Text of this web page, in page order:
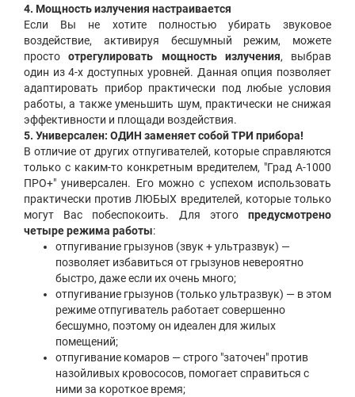
4. Мощность излучения настраивается
Если Вы не хотите полностью убирать звуковое
воздействие, активируя бесшумный режим, можете
простоотрегулировать мощность излучения, выбрав
один из 4-х доступных уровней. Данная опция позволяет
адаптировать прибор практически под любые условия
работы, а также уменьшить шум, практически не снижая
эффективности и площади воздействия.
5. Универсален: ОДИН заменяет собой ТРИ прибора!
В отличие от других отпугивателей, которые справляются
только с каким-то конкретным вредителем, "Град А-1000
ПРО+" универсален. Его можно с успехом использовать
практически против ЛЮБЫХ вредителей, которые только
могут Вас побеспокоить. Для этого предусмотрено
четыре режима работы:
отпугивание грызунов (звук + ультразвук) —
позволяет избавиться от грызунов невероятно
быстро, даже если их очень много;
отпугивание грызунов (только ультразвук) — в этом
режиме отпугиватель работает совершенно
бесшумно, поэтому он идеален для жилых
помещений;
отпугивание комаров — строго "заточен" против
назойливых кровососов, помогает справиться с
ними за короткое время;